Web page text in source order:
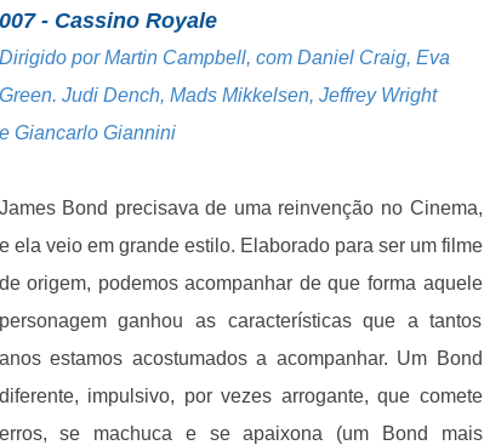
007 - Cassino Royale
Dirigido por Martin Campbell, com Daniel Craig, Eva
Green. Judi Dench, Mads Mikkelsen, Jeffrey Wright
e Giancarlo Giannini
James Bond precisava de uma reinvenção no Cinema,
e ela veio em grande estilo. Elaborado para ser um filme
de origem, podemos acompanhar de que forma aquele
personagem ganhou as características que a tantos
anos estamos acostumados a acompanhar. Um Bond
diferente, impulsivo, por vezes arrogante, que comete
erros, se machuca e se apaixona (um Bond mais